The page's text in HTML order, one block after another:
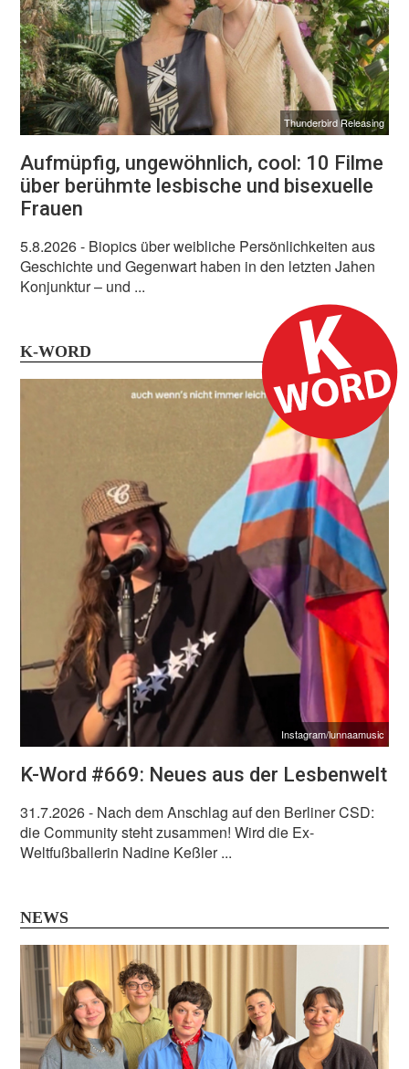
Thunderbird Releasing
Aufmüpfig, ungewöhnlich, cool: 10 Filme
über berühmte lesbische und bisexuelle
Frauen
5.8.2026- Biopics über weibliche Persönlichkeiten aus
Geschichte und Gegenwart haben in den letzten Jahen
Konjunktur – und ...
K-WORD
Instagram/lunnaamusic
K-Word #669: Neues aus der Lesbenwelt
31.7.2026- Nach dem Anschlag auf den Berliner CSD:
die Community steht zusammen! Wird die Ex-
Weltfußballerin Nadine Keßler ...
NEWS